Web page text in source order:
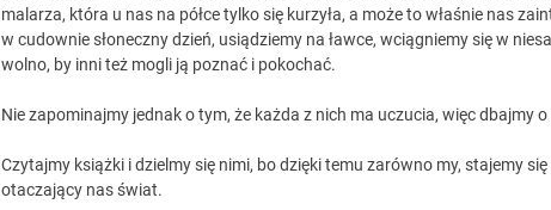
malarza, która u nas na półce tylko się kurzyła, a może to właśnie nas
w cudownie słoneczny dzień, usiądziemy na ławce, wciągniemy się w
wolno, by inni też mogli ją poznać i pokochać.
Nie zapominajmy jednak o tym, że każda z nich ma uczucia, więc dbajmy
Czytajmy książki i dzielmy się nimi, bo dzięki temu zarówno my, stajemy
otaczający nas świat.